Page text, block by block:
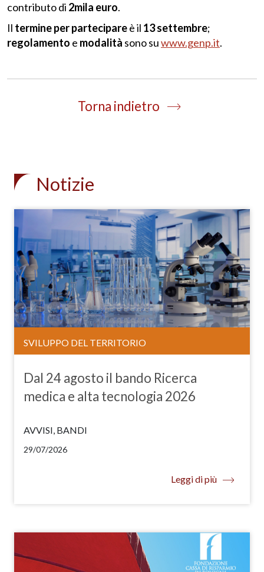
contributo di 2mila euro.
Il termine per partecipareè il 13 settembre;
regolamento e modalità sono suwww.genp.it.
Torna indietro
Notizie
SVILUPPO DEL TERRITORIO
Dal 24 agosto il bando Ricerca
medica e alta tecnologia 2026
AVVISI, BANDI
29/07/2026
Leggi di più